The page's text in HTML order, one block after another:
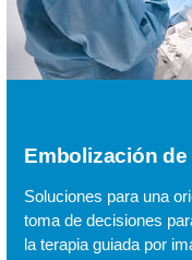
Embolización
Soluciones para una
toma de decisiones
la terapia guiada por